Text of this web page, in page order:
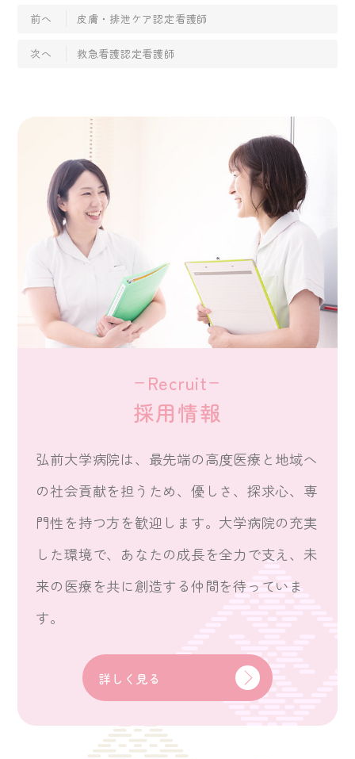
前へ 皮膚・排泄ケア認定看護師
次へ 救急看護認定看護師
Recruit
採用情報
弘前大学病院は、最先端の高度医療と地域へ
の社会貢献を担うため、優しさ、探求心、専
門性を持つ方を歓迎します。大学病院の充実
した環境で、あなたの成長を全力で支え、未
来の医療を共に創造する仲間を待っていま
す。
詳しく見る